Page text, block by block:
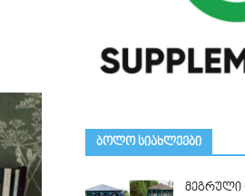
ᲑᲝᲚᲝ ᲡᲘᲐᲮᲚᲔᲔᲑᲘ
მეგრული